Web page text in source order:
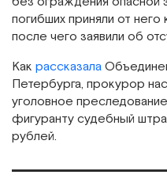
погибших приняли от него
после чего заявили об
Как рассказала
Петербурга, прокурор
уголовное
фигуранту судебный
рублей.